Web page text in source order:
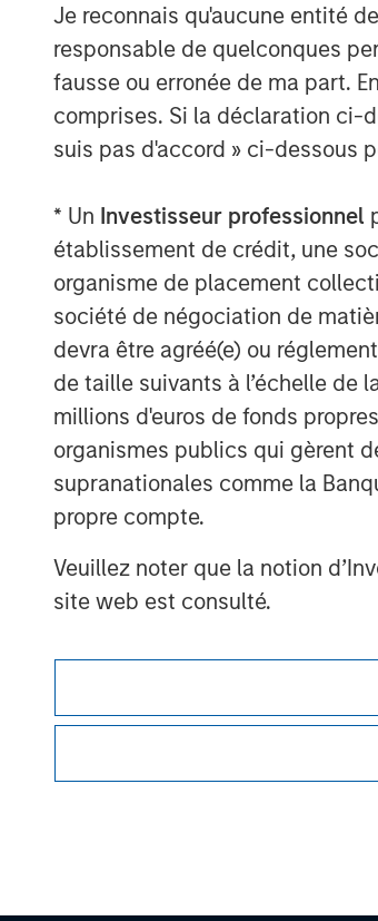
Je reconnais qu'aucune entité
responsable de quelconques
fausse ou erronée de ma part.
comprises. Si la déclaration ci-
suis pas d'accord » ci-dessous
* Un Investisseur professionnel
établissement de crédit, une
organisme de placement
société de négociation de
devra être agréé(e) ou
de taille suivants à l’échelle de
millions d'euros de fonds
organismes publics qui gèrent
supranationales comme la
propre compte.
Veuillez noter que la notion
site web est consulté.
governments,
further information
please visit
About Morgan Stanley
providing a wide range
management and
countries, the Firm's
corporations,
information about
www.morganstanley.com